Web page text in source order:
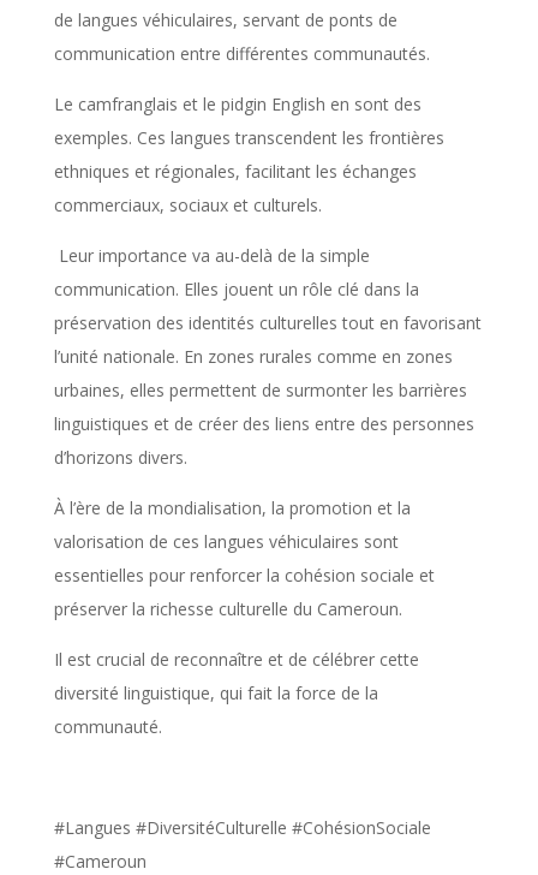
de langues véhiculaires, servant de ponts de
communication entre différentes communautés.
Le camfranglais et le pidgin English en sont des
exemples. Ces langues transcendent les frontières
ethniques et régionales, facilitant les échanges
commerciaux, sociaux et culturels.
Leur importance va au-delà de la simple
communication. Elles jouent un rôle clé dans la
préservation des identités culturelles tout en favorisant
l’unité nationale. En zones rurales comme en zones
urbaines, elles permettent de surmonter les barrières
linguistiques et de créer des liens entre des personnes
d’horizons divers.
À l’ère de la mondialisation, la promotion et la
valorisation de ces langues véhiculaires sont
essentielles pour renforcer la cohésion sociale et
préserver la richesse culturelle du Cameroun.
Il est crucial de reconnaître et de célébrer cette
diversité linguistique, qui fait la force de la
communauté.
#Langues #DiversitéCulturelle #CohésionSociale
#Cameroun